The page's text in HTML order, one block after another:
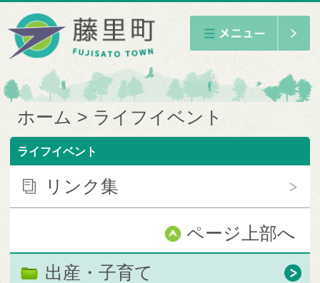
ホーム ライフイベント
ライフイベント
リンク集
ページ上部へ
出産・子育て